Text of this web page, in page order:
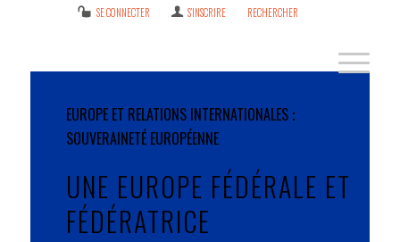
SE CONNECTER S’INSCRIRE RECHERCHER
EUROPE ET RELATIONS INTERNATIONALES
SOUVERAINETÉ EUROPÉENNE
UNE EUROPE FÉDÉRALE ET
FÉDÉRATRICE